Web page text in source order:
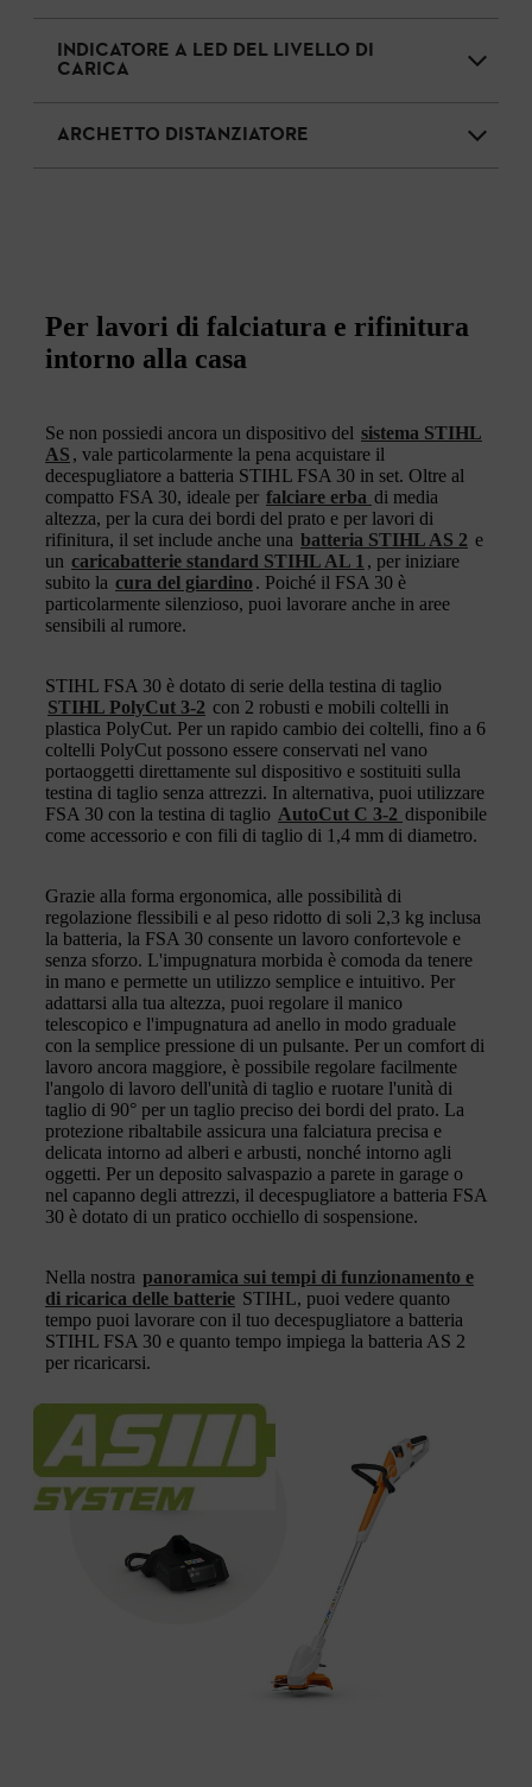
INDICATORE A LED DEL LIVELLO DI
CARICA
ARCHETTO DISTANZIATORE
Per lavori di falciatura e rifinitura
intorno alla casa
Se non possiedi ancora un dispositivo del sistema STIHL
AS , vale particolarmente la pena acquistare il
decespugliatore a batteria STIHL FSA 30 in set. Oltre al
compatto FSA 30, ideale per falciare erba di media
altezza, per la cura dei bordi del prato e per lavori di
rifinitura, il set include anche una batteria STIHL AS 2 e
un caricabatterie standard STIHL AL 1 , per iniziare
subito la cura del giardino . Poiché il FSA 30 è
particolarmente silenzioso, puoi lavorare anche in aree
sensibili al rumore.
STIHL FSA 30 è dotato di serie della testina di taglio
STIHL PolyCut 3-2 con 2 robusti e mobili coltelli in
plastica PolyCut. Per un rapido cambio dei coltelli, fino a 6
coltelli PolyCut possono essere conservati nel vano
portaoggetti direttamente sul dispositivo e sostituiti sulla
testina di taglio senza attrezzi. In alternativa, puoi utilizzare
FSA 30 con la testina di taglio AutoCut C 3-2 disponibile
come accessorio e con fili di taglio di 1,4 mm di diametro.
Grazie alla forma ergonomica, alle possibilità di
regolazione flessibili e al peso ridotto di soli 2,3 kg inclusa
la batteria, la FSA 30 consente un lavoro confortevole e
senza sforzo. L'impugnatura morbida è comoda da tenere
in mano e permette un utilizzo semplice e intuitivo. Per
adattarsi alla tua altezza, puoi regolare il manico
telescopico e l'impugnatura ad anello in modo graduale
con la semplice pressione di un pulsante. Per un comfort di
lavoro ancora maggiore, è possibile regolare facilmente
l'angolo di lavoro dell'unità di taglio e ruotare l'unità di
taglio di 90° per un taglio preciso dei bordi del prato. La
protezione ribaltabile assicura una falciatura precisa e
delicata intorno ad alberi e arbusti, nonché intorno agli
oggetti. Per un deposito salvaspazio a parete in garage o
nel capanno degli attrezzi, il decespugliatore a batteria FSA
30 è dotato di un pratico occhiello di sospensione.
Nella nostra panoramica sui tempi di funzionamento e
di ricarica delle batterie STIHL, puoi vedere quanto
tempo puoi lavorare con il tuo decespugliatore a batteria
STIHL FSA 30 e quanto tempo impiega la batteria AS 2
per ricaricarsi.